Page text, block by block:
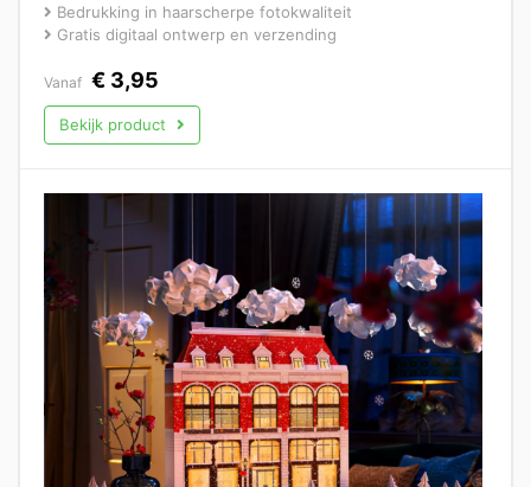
Bedrukking in haarscherpe fotokwaliteit
Gratis digitaal ontwerp en verzending
Vanaf € 3,95
Bekijk product